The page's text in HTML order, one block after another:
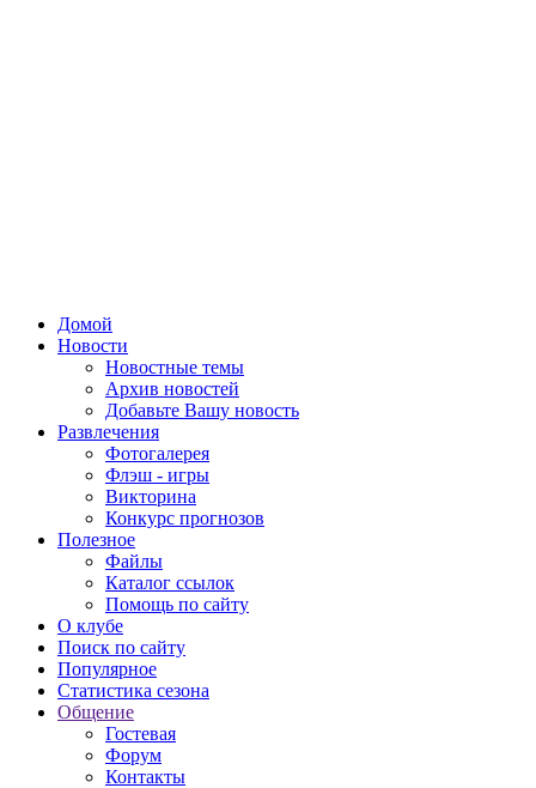
Домой
Новости
Новостные темы
Архив новостей
Добавьте Вашу новость
Развлечения
Фотогалерея
Флэш - игры
Викторина
Конкурс прогнозов
Полезное
Файлы
Каталог ссылок
Помощь по сайту
О клубе
Поиск по сайту
Популярное
Статистика сезона
Общение
Гостевая
Форум
Контакты